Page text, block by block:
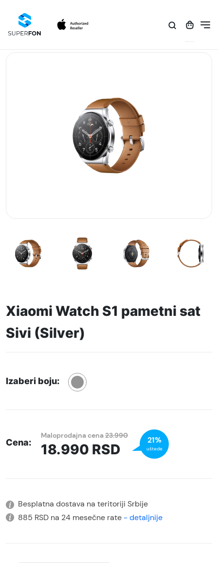
Xiaomi Watch S1 pametni sat
Sivi (Silver)
Izaberi boju:
Cena:
Maloprodajna cena23.990
18.990 RSD
21%
uštede
Besplatna dostava na teritoriji Srbije
885 RSD na 24 mesečne rate - detaljnije